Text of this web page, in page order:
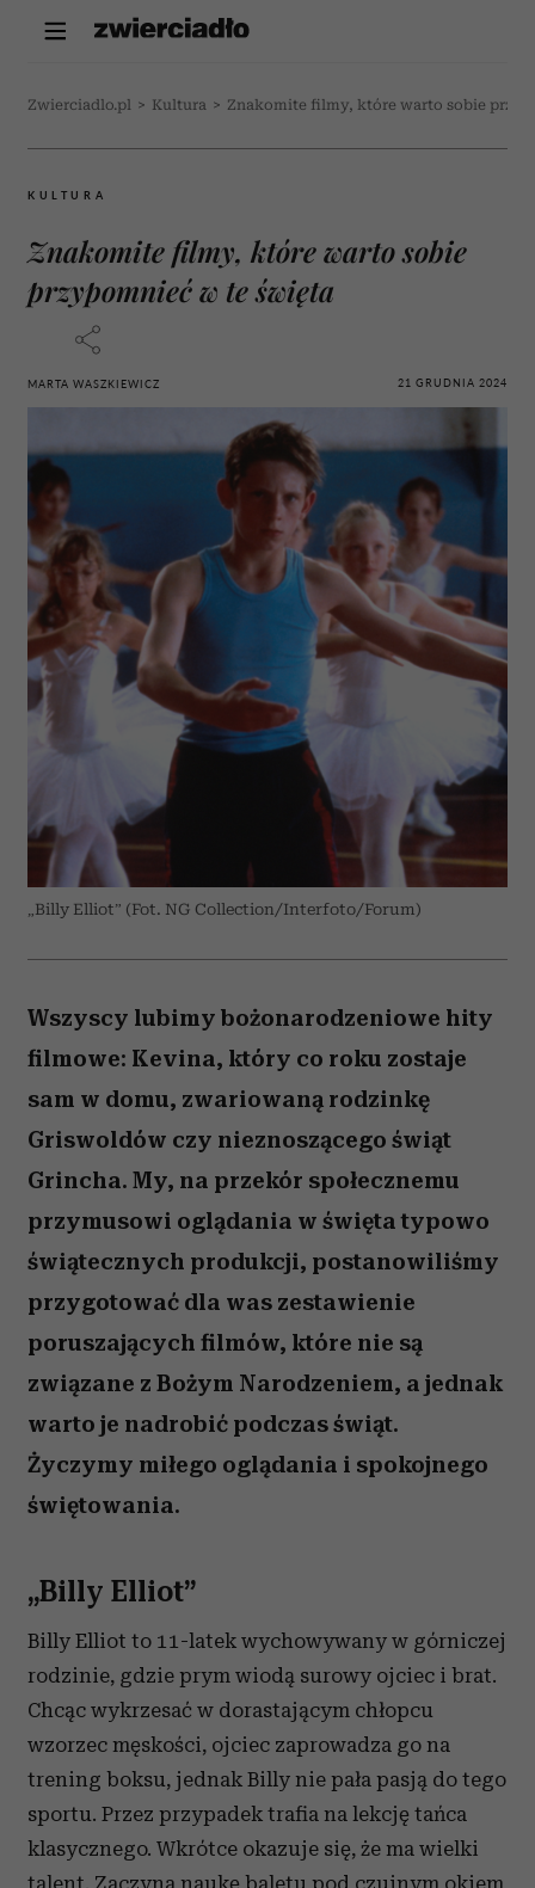
Zwierciadlo.pl > Kultura > Znakomite filmy, które warto sobie
KULTURA
Znakomite filmy, które warto sobie
przypomnieć w te święta
MARTA WASZKIEWICZ 21 GRUDNIA 2024
„Billy Elliot” (Fot. NG Collection/Interfoto/Forum)
Wszyscy lubimy bożonarodzeniowe hity
filmowe: Kevina, który co roku zostaje
sam w domu, zwariowaną rodzinkę
Griswoldów czy nieznoszącego świąt
Grincha. My, na przekór społecznemu
przymusowi oglądania w święta typowo
świątecznych produkcji, postanowiliśmy
przygotować dla was zestawienie
poruszających filmów, które nie są
związane z Bożym Narodzeniem, a jednak
warto je nadrobić podczas świąt.
Życzymy miłego oglądania i spokojnego
świętowania.
„Billy Elliot”
Billy Elliot to 11-latek wychowywany w górniczej
rodzinie, gdzie prym wiodą surowy ojciec i brat.
Chcąc wykrzesać w dorastającym chłopcu
wzorzec męskości, ojciec zaprowadza go na
trening boksu, jednak Billy nie pała pasją do tego
sportu. Przez przypadek trafia na lekcję tańca
klasycznego. Wkrótce okazuje się, że ma wielki
talent. Zaczyna naukę baletu pod czujnym okiem